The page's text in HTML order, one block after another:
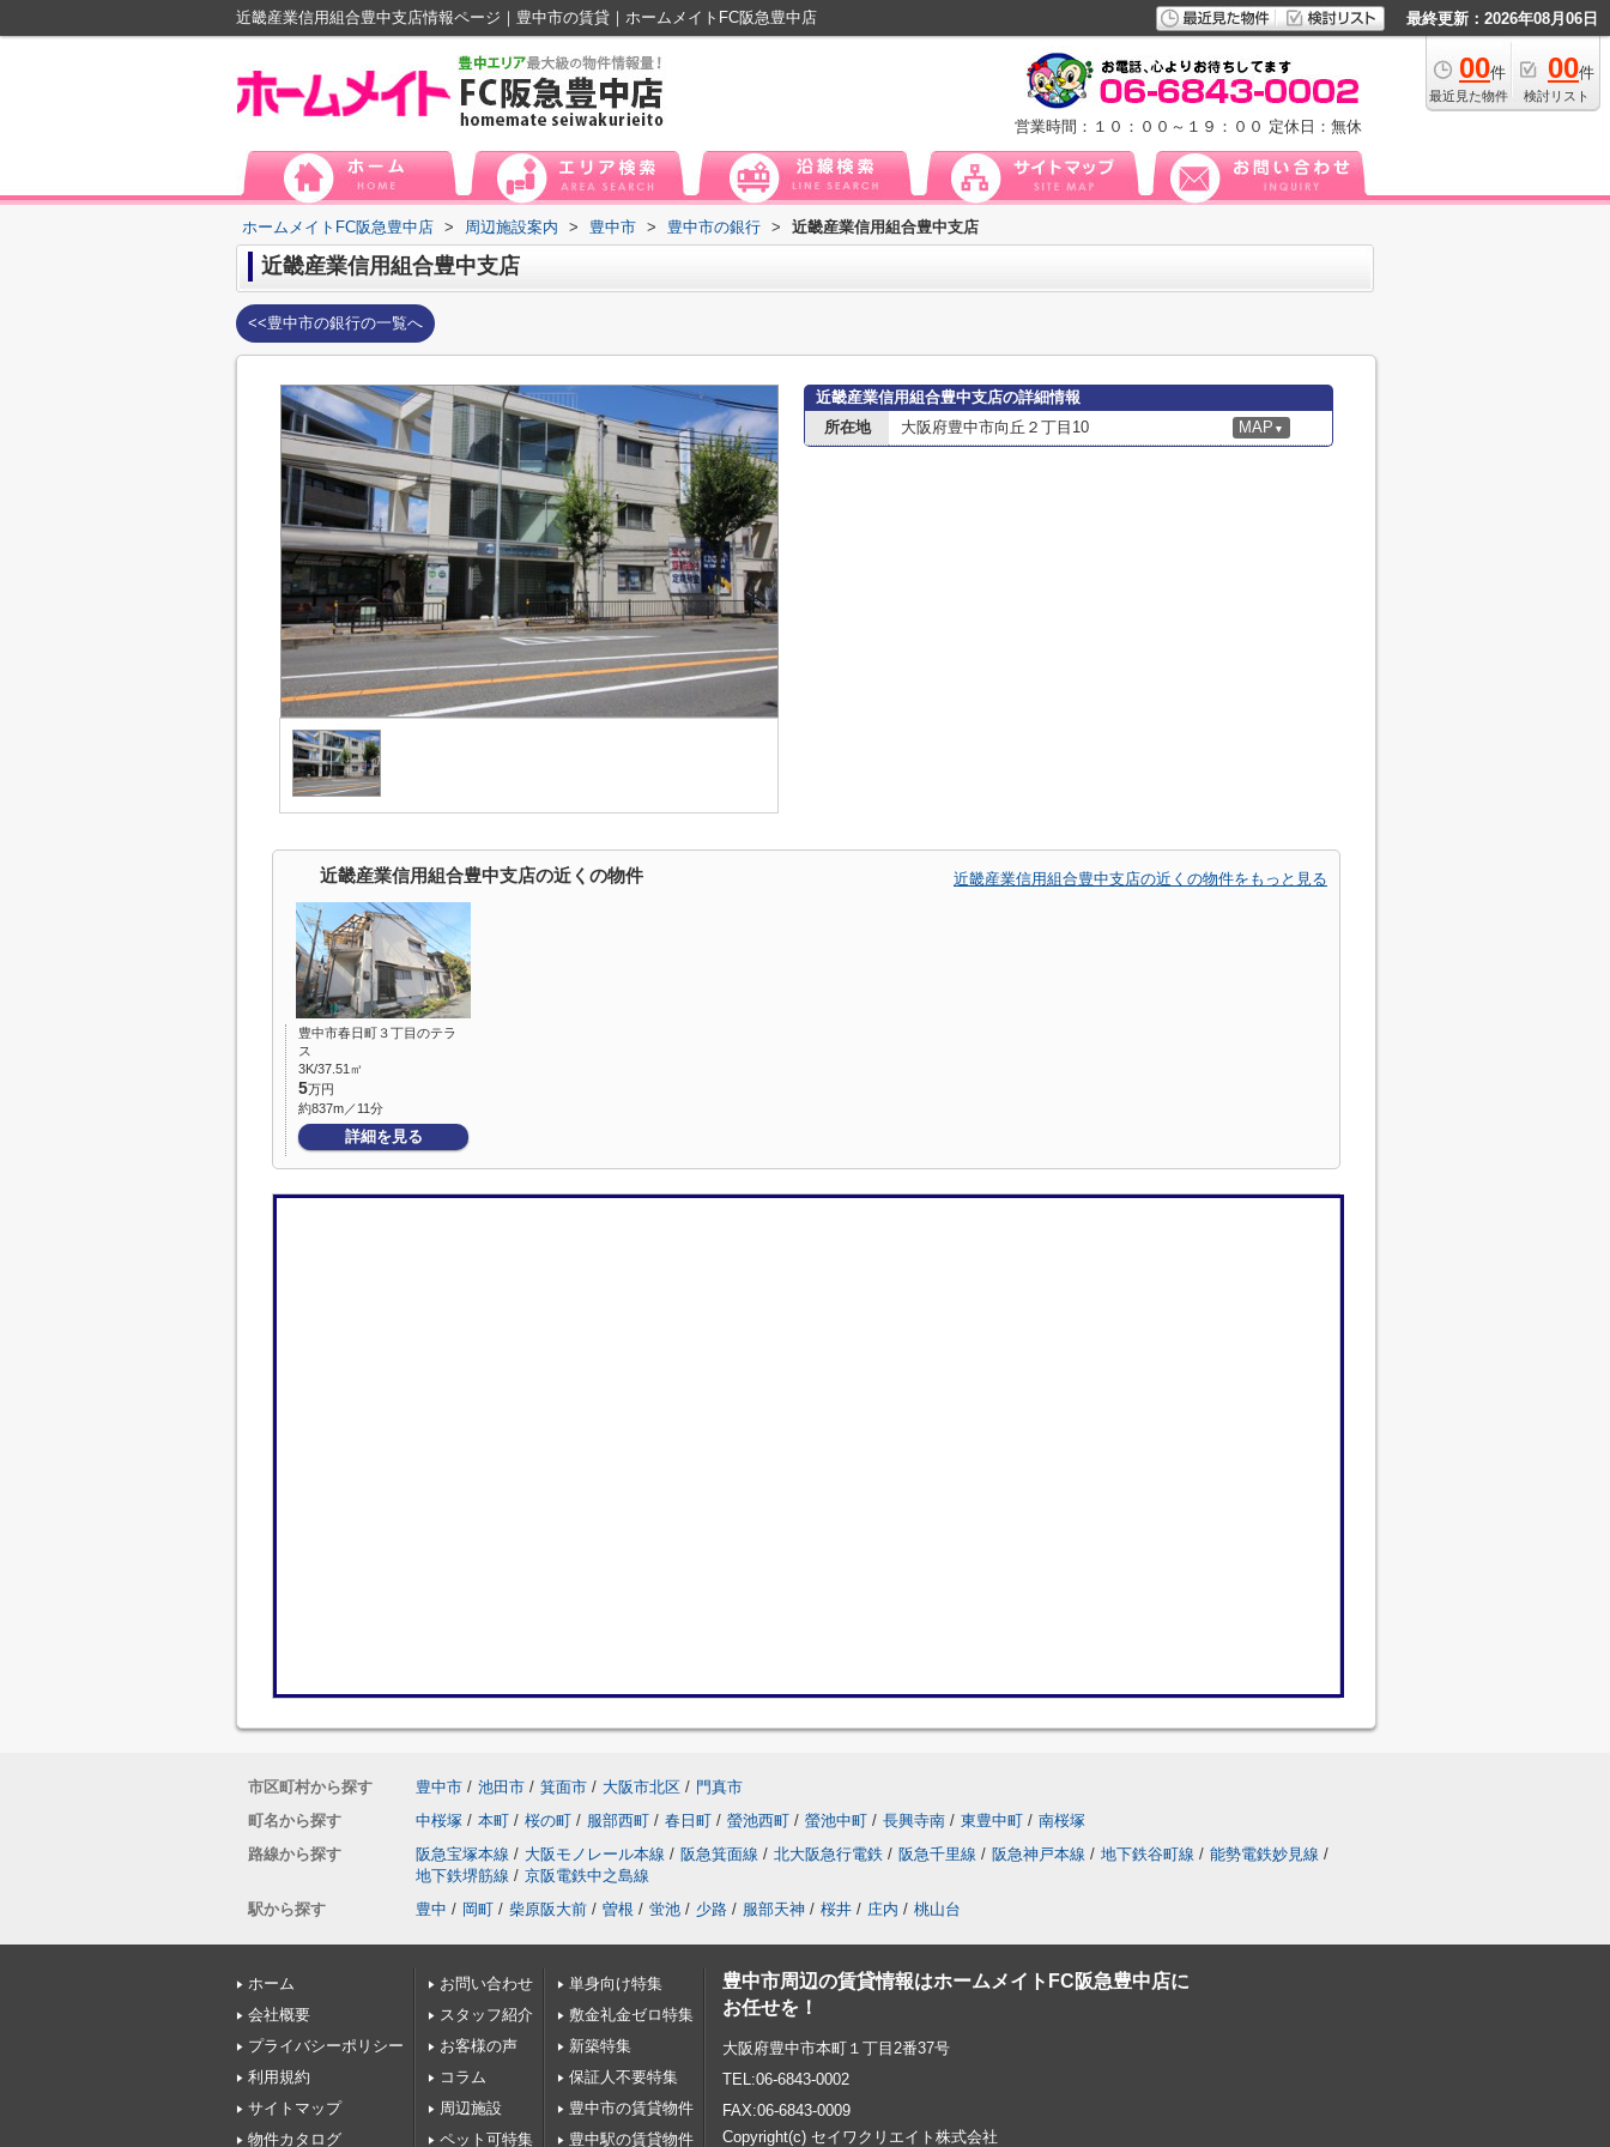
近畿産業信用組合豊中支店情報ページ｜豊中市の賃貸｜ホームメイトFC阪急豊中店 最終更新：2026年08月06日
00件
最近見た物件
00件
検討リスト
営業時間：１０：００～１９：００ 定休日：無休
ホームメイトFC阪急豊中店 > 周辺施設案内 > 豊中市 > 豊中市の銀行 > 近畿産業信用組合豊中支店
近畿産業信用組合豊中支店
<<豊中市の銀行の一覧へ
近畿産業信用組合豊中支店の詳細情報
所在地
大阪府豊中市向丘２丁目10 MAP ▼
近畿産業信用組合豊中支店の近くの物件 近畿産業信用組合豊中支店の近くの物件をもっと見る
豊中市春日町３丁目のテラ
ス
3K/37.51㎡
5万円
約837m／11分
詳細を見る
市区町村から探す 豊中市 / 池田市 / 箕面市 / 大阪市北区 / 門真市
町名から探す
中桜塚 / 本町 / 桜の町 / 服部西町 / 春日町 / 螢池西町 / 螢池中町 / 長興寺南 / 東豊中町 / 南桜塚
路線から探す
阪急宝塚本線 / 大阪モノレール本線 / 阪急箕面線 / 北大阪急行電鉄 / 阪急千里線 / 阪急神戸本線 / 地下鉄谷町線 / 能勢電鉄妙見線 /
地下鉄堺筋線 / 京阪電鉄中之島線
駅から探す
豊中 / 岡町 / 柴原阪大前 / 曽根 / 蛍池 / 少路 / 服部天神 / 桜井 / 庄内 / 桃山台
ホーム
会社概要
プライバシーポリシー
利用規約
サイトマップ
物件カタログ
お問い合わせ
スタッフ紹介
お客様の声
コラム
周辺施設
ペット可特集
単身向け特集
敷金礼金ゼロ特集
新築特集
保証人不要特集
豊中市の賃貸物件
豊中駅の賃貸物件
豊中市周辺の賃貸情報はホームメイトFC阪急豊中店に
お任せを！
大阪府豊中市本町１丁目2番37号
TEL:06-6843-0002
FAX:06-6843-0009
Copyright(c) セイワクリエイト株式会社